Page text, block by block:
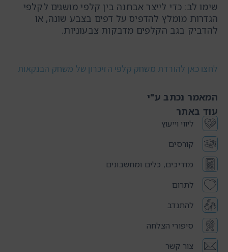
המאמר נכתב ע"י
עוד באתר
ליווי וייעוץ
קורסים
מדריכים, כלים ומחשבונים
לתרום
להתנדב
סיפורי הצלחה
צור קשר
שימו לב: כדי לייצר אבחנה בין קלפי מושגים לקלפי
הגדרות מומלץ להדפיס על דפים בצבע שונה, או
להדביק בגב הקלפים מדבקות צבעוניות.
לחצו כאן להורדת משחק קלפי הזיכרון של משחק הבנקאות